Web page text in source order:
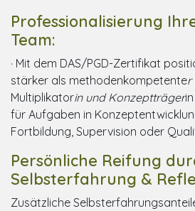
Professionalisierung
Team:
· Mit dem DAS/PGD-Zertifikat
stärker als methodenkompetenter
Multiplikatorin und Konzeptträger
für Aufgaben in
Fortbildung, Supervision oder
Persönliche Reifung
Selbsterfahrung &
Zusätzliche